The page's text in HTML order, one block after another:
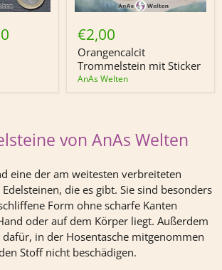
Orangencalcit
Trommelstein
mit
Sticker
€2,00
Orangencalcit
Trommelstein mit Sticker
AnAs Welten
von AnAs Welten
eine der am weitesten verbreiteten
die es gibt. Sie sind besonders
Form ohne scharfe Kanten
oder auf dem Körper liegt. Außerdem
dafür, in der Hosentasche mitgenommen
Stoff nicht beschädigen.